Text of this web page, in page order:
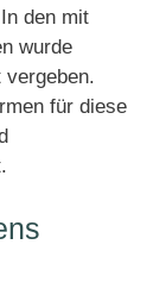
den mit
wurde
für diese